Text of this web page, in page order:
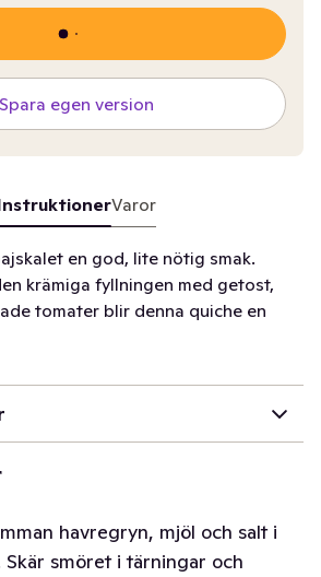
Spara egen version
Varor
en god, lite nötig smak.
krämiga fyllningen med getost,
tomater blir denna quiche en
havregryn, mjöl och salt i
Skär smöret i tärningar och